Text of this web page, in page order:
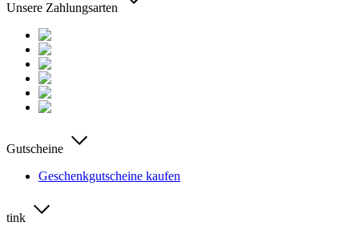
Unsere Zahlungsarten
Gutscheine
Geschenkgutscheine kaufen
tink